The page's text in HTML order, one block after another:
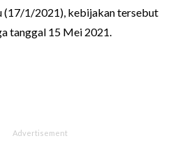
(17/1/2021), kebijakan tersebut
tanggal 15 Mei 2021.